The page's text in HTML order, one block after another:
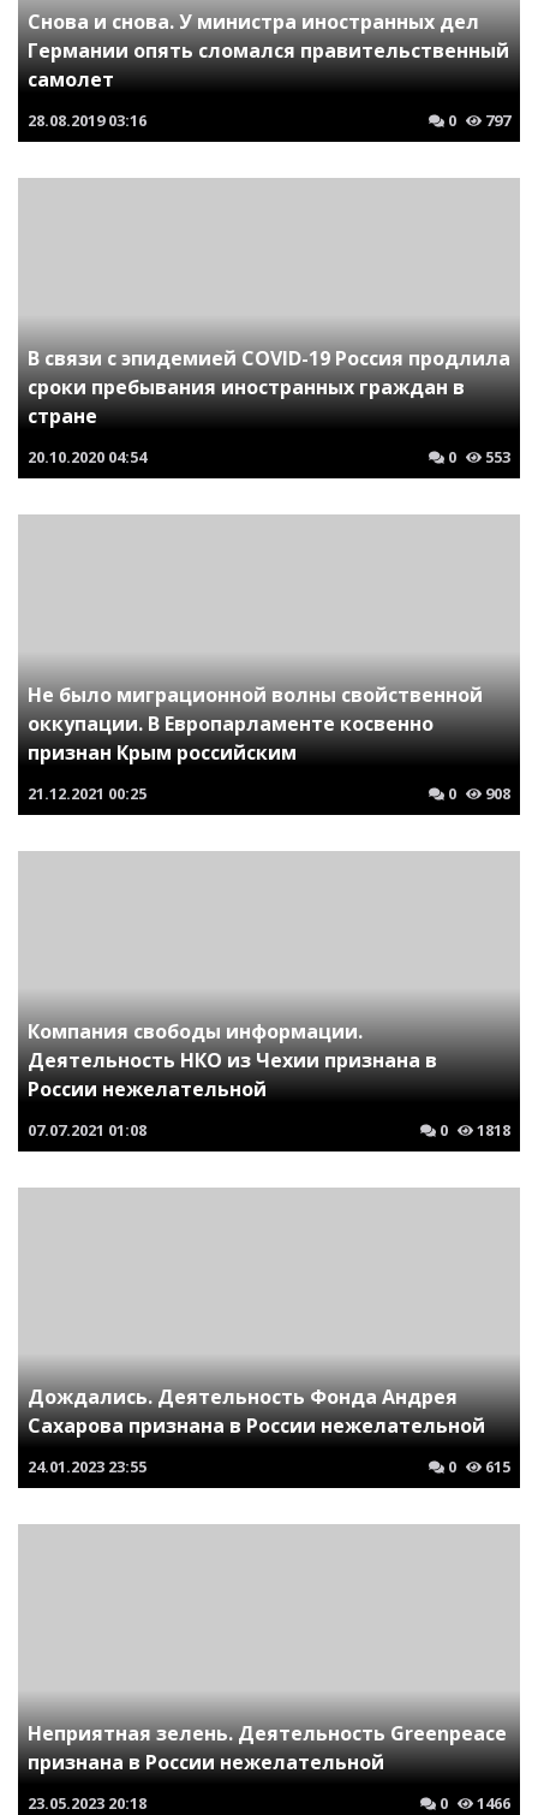
Снова и снова. У министра иностранных дел
Германии опять сломался правительственный
самолет
28.08.2019 03:16 0 797
В связи с эпидемией COVID-19 Россия продлила
сроки пребывания иностранных граждан в
стране
20.10.2020 04:54 0 553
Не было миграционной волны свойственной
оккупации. В Европарламенте косвенно
признан Крым российским
21.12.2021 00:25 0 908
Компания свободы информации.
Деятельность НКО из Чехии признана в
России нежелательной
07.07.2021 01:08 0 1818
Дождались. Деятельность Фонда Андрея
Сахарова признана в России нежелательной
24.01.2023 23:55 0 615
Неприятная зелень. Деятельность Greenpeace
признана в России нежелательной
23.05.2023 20:18 0 1466